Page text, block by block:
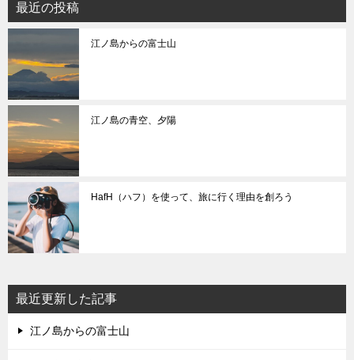
最近の投稿
江ノ島からの富士山
江ノ島の青空、夕陽
HafH（ハフ）を使って、旅に行く理由を創ろう
最近更新した記事
江ノ島からの富士山